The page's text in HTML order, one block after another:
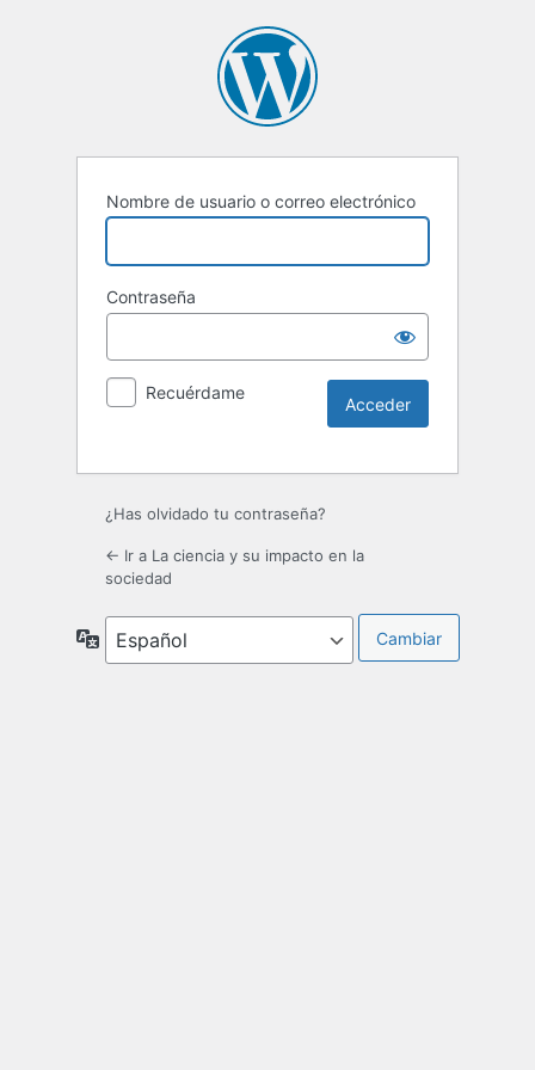
Nombre de usuario o correo electrónico
Contraseña
Recuérdame
¿Has olvidado tu contraseña?
← Ir a La ciencia y su impacto en la
sociedad
Idioma